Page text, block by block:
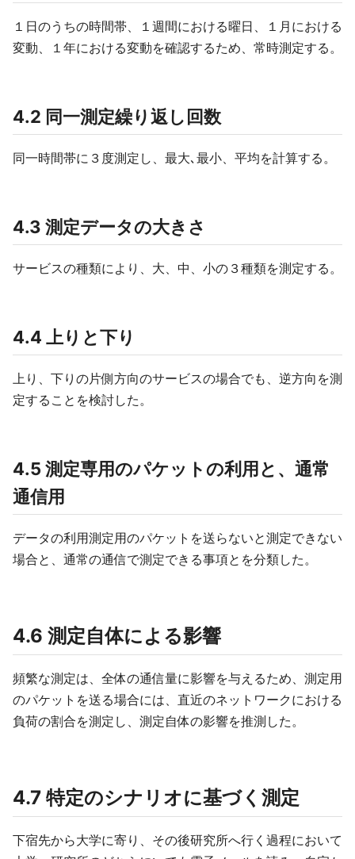
１日のうちの時間帯、１週間における曜日、１月における
変動、１年における変動を確認するため、常時測定する。
4.2 同一測定繰り返し回数
同一時間帯に３度測定し、最大､最小、平均を計算する。
4.3 測定データの大きさ
サービスの種類により、大、中、小の３種類を測定する。
4.4 上りと下り
上り、下りの片側方向のサービスの場合でも、逆方向を測
定することを検討した。
4.5 測定専用のパケットの利用と、通常
通信用
データの利用測定用のパケットを送らないと測定できない
場合と、通常の通信で測定できる事項とを分類した。
4.6 測定自体による影響
頻繁な測定は、全体の通信量に影響を与えるため、測定用
のパケットを送る場合には、直近のネットワークにおける
負荷の割合を測定し、測定自体の影響を推測した。
4.7 特定のシナリオに基づく測定
下宿先から大学に寄り、その後研究所へ行く過程において